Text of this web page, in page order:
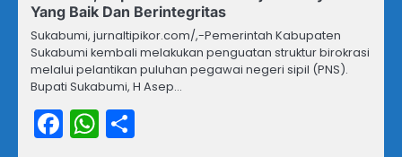
Yang Baik Dan Berintegritas
Sukabumi, jurnaltipikor.com/,-Pemerintah Kabupaten
Sukabumi kembali melakukan penguatan struktur birokrasi
melalui pelantikan puluhan pegawai negeri sipil (PNS).
Bupati Sukabumi, H Asep…
Facebook
WhatsApp